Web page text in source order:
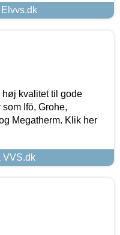
kvalitet til gode
Ifö, Grohe,
Megatherm. Klik her
VVS.dk